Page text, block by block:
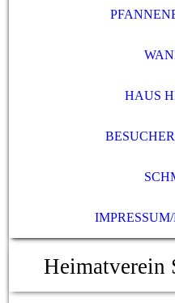
HAUS
Heimatverein